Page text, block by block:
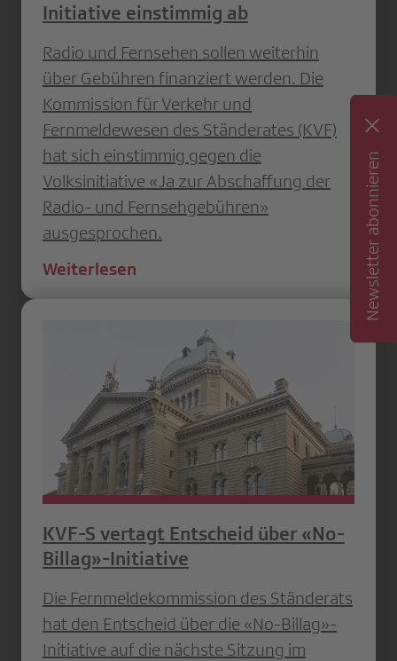
Initiative einstimmig ab
Radio und Fernsehen sollen weiterhin
über Gebühren finanziert werden. Die
Kommission für Verkehr und
Fernmeldewesen des Ständerates (KVF)
hat sich einstimmig gegen die
Volksinitiative «Ja zur Abschaffung der
Radio- und Fernsehgebühren»
ausgesprochen.
Weiterlesen
KVF-S vertagt Entscheid über «No-
Billag»-Initiative
Die Fernmeldekommission des Ständerats
hat den Entscheid über die «No-Billag»-
Initiative auf die nächste Sitzung im
Newsletter abonnieren